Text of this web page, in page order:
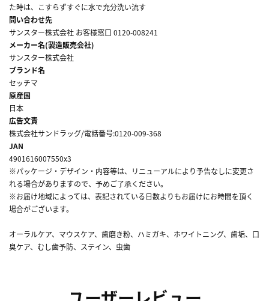
た時は、こすらずすぐに水で充分洗い流す
問い合わせ先
サンスター株式会社 お客様窓口 0120-008241
メーカー名(製造販売会社)
サンスター株式会社
ブランド名
セッチマ
原産国
日本
広告文責
株式会社サンドラッグ/電話番号:0120-009-368
JAN
4901616007550x3
※パッケージ・デザイン・内容等は、リニューアルにより予告なしに変更さ
れる場合がありますので、予めご了承ください。
※お届け地域によっては、表記されている日数よりもお届けにお時間を頂く
場合がございます。
オーラルケア、マウスケア、歯磨き粉、ハミガキ、ホワイトニング、歯垢、口
臭ケア、むし歯予防、ステイン、虫歯